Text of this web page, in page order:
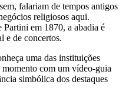
falariam de tempos antigos
religiosos aqui.
Partini em 1870, a abadia é
e de concertos.
uma das instituições
com um vídeo-guia
simbólica dos destaques